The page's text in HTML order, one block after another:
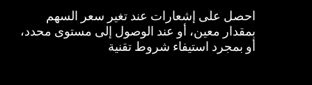
احصل على إشعارات عند تغير سعر السهم
بمقدار معين، أو عند الوصول إلى مستوى محدد،
أو بمجرد استيفاء شروط تقنية